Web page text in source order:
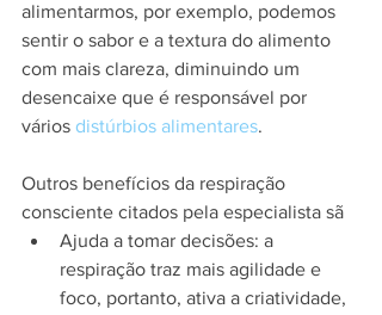
alimentarmos, por exemplo, podemos
sentir o sabor e a textura do alimento
com mais clareza, diminuindo um
desencaixe que é responsável por
vários distúrbios alimentares.
Outros benefícios da respiração
consciente citados pela especialista sã
Ajuda a tomar decisões: a
respiração traz mais agilidade e
foco, portanto, ativa a criatividade,